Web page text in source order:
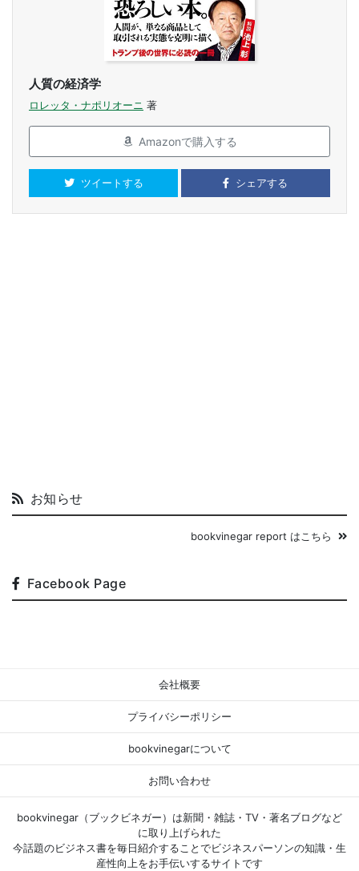
人質の経済学
ロレッタ・ナポリオーニ 著
Amazonで購入する
ツイートする シェアする
お知らせ
bookvinegar report はこちら
Facebook Page
会社概要
プライバシーポリシー
bookvinegarについて
お問い合わせ
bookvinegar（ブックビネガー）は新聞・雑誌・TV・著名ブログなど
に取り上げられた
今話題のビジネス書を毎日紹介することでビジネスパーソンの知識・生
産性向上をお手伝いするサイトです